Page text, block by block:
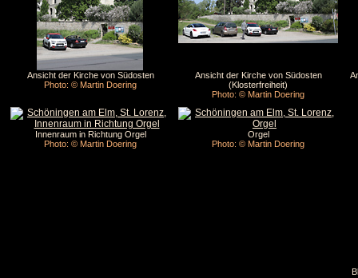
Ansicht der Kirche von Südosten
Photo: © Martin Doering
Ansicht der Kirche von Südosten
(Klosterfreiheit)
Photo: © Martin Doering
Innenraum in Richtung Orgel
Photo: © Martin Doering
Orgel
Photo: © Martin Doering